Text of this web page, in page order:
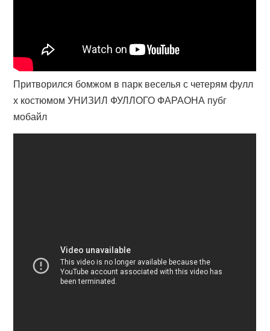
Притворился бомжом в парк веселья с четерям фулл
х костюмом УНИЗИЛ ФУЛЛОГО ФАРАОНА пубг
мобайл